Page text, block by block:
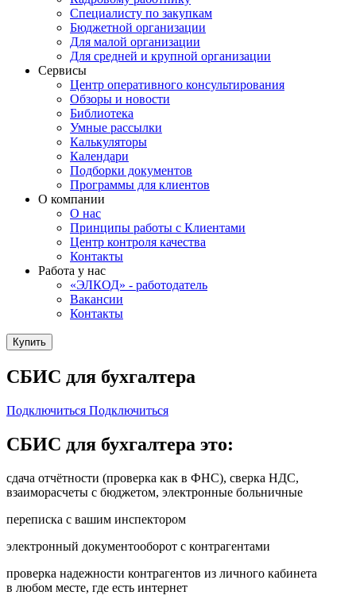
Специалисту по закупкам
Бюджетной организации
Для малой организации
Для средней и крупной организации
Сервисы
Центр оперативного консультирования
Обзоры и новости
Библиотека
Умные рассылки
Калькуляторы
Календари
Подборки документов
Программы для клиентов
О компании
О нас
Принципы работы с Клиентами
Центр контроля качества
Контакты
Работа у нас
«ЭЛКОД» - работодатель
Вакансии
Контакты
Купить
СБИС для бухгалтера
Подключиться Подключиться
СБИС для бухгалтера это:
сдача отчётности (проверка как в ФНС), сверка НДС,
взаиморасчеты с бюджетом, электронные больничные
переписка с вашим инспектором
электронный документооборот с контрагентами
проверка надежности контрагентов из личного кабинета
в любом месте, где есть интернет